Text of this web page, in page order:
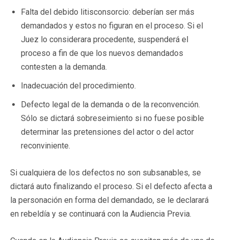
Falta del debido litisconsorcio: deberían ser más
demandados y estos no figuran en el proceso. Si el
Juez lo considerara procedente, suspenderá el
proceso a fin de que los nuevos demandados
contesten a la demanda.
Inadecuación del procedimiento.
Defecto legal de la demanda o de la reconvención.
Sólo se dictará sobreseimiento si no fuese posible
determinar las pretensiones del actor o del actor
reconviniente.
Si cualquiera de los defectos no son subsanables, se
dictará auto finalizando el proceso. Si el defecto afecta a
la personación en forma del demandado, se le declarará
en rebeldía y se continuará con la Audiencia Previa.